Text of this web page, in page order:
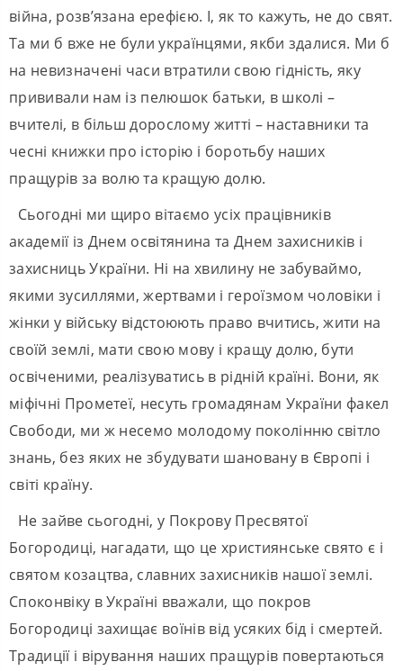
війна, розв’язана ерефією. І, як то кажуть, не до свят.
Та ми б вже не були українцями, якби здалися. Ми б
на невизначені часи втратили свою гідність, яку
прививали нам із пелюшок батьки, в школі –
вчителі, в більш дорослому житті – наставники та
чесні книжки про історію і боротьбу наших
пращурів за волю та кращую долю.
Сьогодні ми щиро вітаємо усіх працівників
академії із Днем освітянина та Днем захисників і
захисниць України. Ні на хвилину не забуваймо,
якими зусиллями, жертвами і героїзмом чоловіки і
жінки у війську відстоюють право вчитись, жити на
своїй землі, мати свою мову і кращу долю, бути
освіченими, реалізуватись в рідній країні. Вони, як
міфічні Прометеї, несуть громадянам України факел
Свободи, ми ж несемо молодому поколінню світло
знань, без яких не збудувати шановану в Європі і
світі країну.
Не зайве сьогодні, у Покрову Пресвятої
Богородиці, нагадати, що це християнське свято є і
святом козацтва, славних захисників нашої землі.
Споконвіку в Україні вважали, що покров
Богородиці захищає воїнів від усяких бід і смертей.
Традиції і вірування наших пращурів повертаються